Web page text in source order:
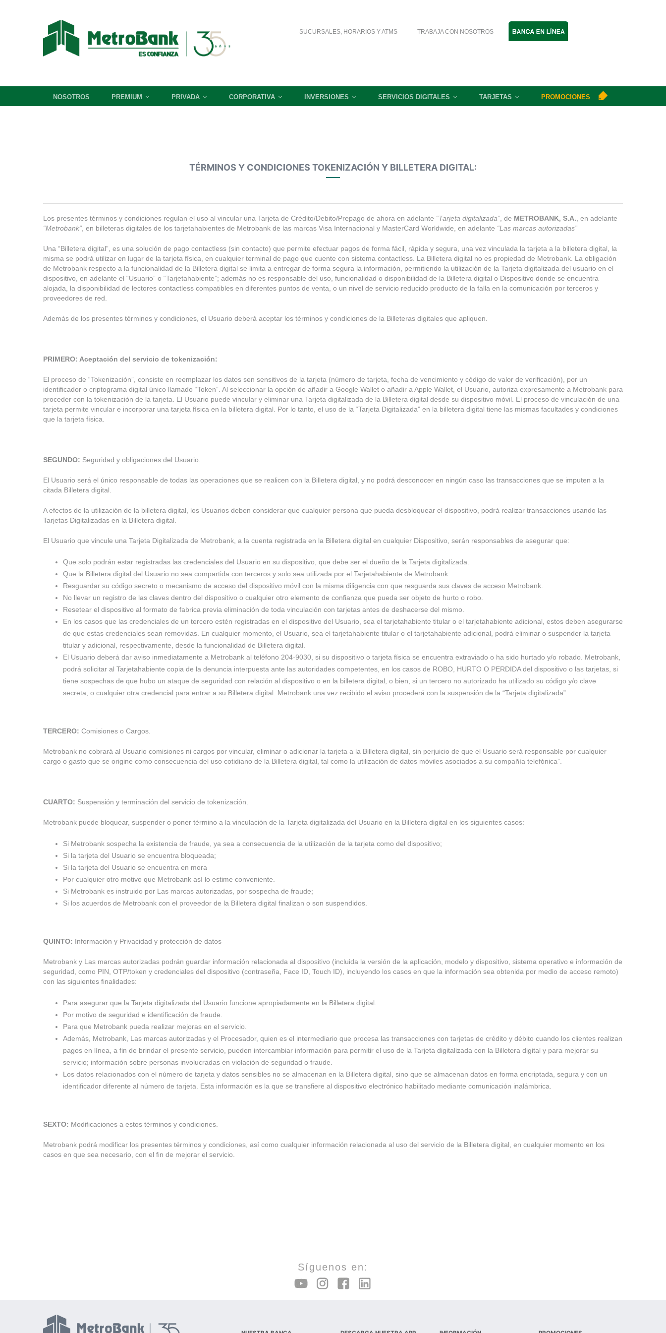
SUCURSALES, HORARIOS Y ATMS TRABAJA CON NOSOTROS
NOSOTROS PREMIUM PRIVADA CORPORATIVA INVERSIONES SERVICIOS DIGITALES TARJETAS PROMOCIONES
Y
CONDICIONES
TOKENIZACIÓN
Y
DIGITAL:
TÉRMINOS Y CONDICIONES TOKENIZACIÓN Y BILLETERA DIGITAL:
Los presentes términos y condiciones regulan el uso al vincular una Tarjeta de Crédito/Debito/Prepago de ahora en adelante “Tarjeta digitalizada” , de METROBANK, S.A. , en adelante
“Metrobank” , en billeteras digitales de los tarjetahabientes de Metrobank de las marcas Visa Internacional y MasterCard Worldwide, en adelante “Las marcas autorizadas”
Una “Billetera digital”, es una solución de pago contactless (sin contacto) que permite efectuar pagos de forma fácil, rápida y segura, una vez vinculada la tarjeta a la billetera digital, la
misma se podrá utilizar en lugar de la tarjeta física, en cualquier terminal de pago que cuente con sistema contactless. La Billetera digital no es propiedad de Metrobank. La obligación
de Metrobank respecto a la funcionalidad de la Billetera digital se limita a entregar de forma segura la información, permitiendo la utilización de la Tarjeta digitalizada del usuario en el
dispositivo, en adelante el “Usuario” o “Tarjetahabiente”; además no es responsable del uso, funcionalidad o disponibilidad de la Billetera digital o Dispositivo donde se encuentra
alojada, la disponibilidad de lectores contactless compatibles en diferentes puntos de venta, o un nivel de servicio reducido producto de la falla en la comunicación por terceros y
proveedores de red.
Además de los presentes términos y condiciones, el Usuario deberá aceptar los términos y condiciones de la Billeteras digitales que apliquen.
PRIMERO: Aceptación del servicio de tokenización:
El proceso de “Tokenización”, consiste en reemplazar los datos sen sensitivos de la tarjeta (número de tarjeta, fecha de vencimiento y código de valor de verificación), por un
identificador o criptograma digital único llamado “Token”. Al seleccionar la opción de añadir a Google Wallet o añadir a Apple Wallet, el Usuario, autoriza expresamente a Metrobank para
proceder con la tokenización de la tarjeta. El Usuario puede vincular y eliminar una Tarjeta digitalizada de la Billetera digital desde su dispositivo móvil. El proceso de vinculación de una
tarjeta permite vincular e incorporar una tarjeta física en la billetera digital. Por lo tanto, el uso de la “Tarjeta Digitalizada” en la billetera digital tiene las mismas facultades y condiciones
que la tarjeta física.
SEGUNDO: Seguridad y obligaciones del Usuario.
El Usuario será el único responsable de todas las operaciones que se realicen con la Billetera digital, y no podrá desconocer en ningún caso las transacciones que se imputen a la
citada Billetera digital.
A efectos de la utilización de la billetera digital, los Usuarios deben considerar que cualquier persona que pueda desbloquear el dispositivo, podrá realizar transacciones usando las
Tarjetas Digitalizadas en la Billetera digital.
El Usuario que vincule una Tarjeta Digitalizada de Metrobank, a la cuenta registrada en la Billetera digital en cualquier Dispositivo, serán responsables de asegurar que:
Que solo podrán estar registradas las credenciales del Usuario en su dispositivo, que debe ser el dueño de la Tarjeta digitalizada.
Que la Billetera digital del Usuario no sea compartida con terceros y solo sea utilizada por el Tarjetahabiente de Metrobank.
Resguardar su código secreto o mecanismo de acceso del dispositivo móvil con la misma diligencia con que resguarda sus claves de acceso Metrobank.
No llevar un registro de las claves dentro del dispositivo o cualquier otro elemento de confianza que pueda ser objeto de hurto o robo.
Resetear el dispositivo al formato de fabrica previa eliminación de toda vinculación con tarjetas antes de deshacerse del mismo.
En los casos que las credenciales de un tercero estén registradas en el dispositivo del Usuario, sea el tarjetahabiente titular o el tarjetahabiente adicional, estos deben asegurarse
de que estas credenciales sean removidas. En cualquier momento, el Usuario, sea el tarjetahabiente titular o el tarjetahabiente adicional, podrá eliminar o suspender la tarjeta
titular y adicional, respectivamente, desde la funcionalidad de Billetera digital.
El Usuario deberá dar aviso inmediatamente a Metrobank al teléfono 204-9030, si su dispositivo o tarjeta física se encuentra extraviado o ha sido hurtado y/o robado. Metrobank,
podrá solicitar al Tarjetahabiente copia de la denuncia interpuesta ante las autoridades competentes, en los casos de ROBO, HURTO O PERDIDA del dispositivo o las tarjetas, si
tiene sospechas de que hubo un ataque de seguridad con relación al dispositivo o en la billetera digital, o bien, si un tercero no autorizado ha utilizado su código y/o clave
secreta, o cualquier otra credencial para entrar a su Billetera digital. Metrobank una vez recibido el aviso procederá con la suspensión de la “Tarjeta digitalizada”.
TERCERO: Comisiones o Cargos.
Metrobank no cobrará al Usuario comisiones ni cargos por vincular, eliminar o adicionar la tarjeta a la Billetera digital, sin perjuicio de que el Usuario será responsable por cualquier
cargo o gasto que se origine como consecuencia del uso cotidiano de la Billetera digital, tal como la utilización de datos móviles asociados a su compañía telefónica”.
CUARTO: Suspensión y terminación del servicio de tokenización.
Metrobank puede bloquear, suspender o poner término a la vinculación de la Tarjeta digitalizada del Usuario en la Billetera digital en los siguientes casos:
Si Metrobank sospecha la existencia de fraude, ya sea a consecuencia de la utilización de la tarjeta como del dispositivo;
Si la tarjeta del Usuario se encuentra bloqueada;
Si la tarjeta del Usuario se encuentra en mora
Por cualquier otro motivo que Metrobank así lo estime conveniente.
Si Metrobank es instruido por Las marcas autorizadas, por sospecha de fraude;
Si los acuerdos de Metrobank con el proveedor de la Billetera digital finalizan o son suspendidos.
QUINTO: Información y Privacidad y protección de datos
Metrobank y Las marcas autorizadas podrán guardar información relacionada al dispositivo (incluida la versión de la aplicación, modelo y dispositivo, sistema operativo e información de
seguridad, como PIN, OTP/token y credenciales del dispositivo (contraseña, Face ID, Touch ID), incluyendo los casos en que la información sea obtenida por medio de acceso remoto)
con las siguientes finalidades:
Para asegurar que la Tarjeta digitalizada del Usuario funcione apropiadamente en la Billetera digital.
Por motivo de seguridad e identificación de fraude.
Para que Metrobank pueda realizar mejoras en el servicio.
Además, Metrobank, Las marcas autorizadas y el Procesador, quien es el intermediario que procesa las transacciones con tarjetas de crédito y débito cuando los clientes realizan
pagos en línea, a fin de brindar el presente servicio, pueden intercambiar información para permitir el uso de la Tarjeta digitalizada con la Billetera digital y para mejorar su
servicio; información sobre personas involucradas en violación de seguridad o fraude.
Los datos relacionados con el número de tarjeta y datos sensibles no se almacenan en la Billetera digital, sino que se almacenan datos en forma encriptada, segura y con un
identificador diferente al número de tarjeta. Esta información es la que se transfiere al dispositivo electrónico habilitado mediante comunicación inalámbrica.
SEXTO: Modificaciones a estos términos y condiciones.
Metrobank podrá modificar los presentes términos y condiciones, así como cualquier información relacionada al uso del servicio de la Billetera digital, en cualquier momento en los
casos en que sea necesario, con el fin de mejorar el servicio.
Síguenos en: